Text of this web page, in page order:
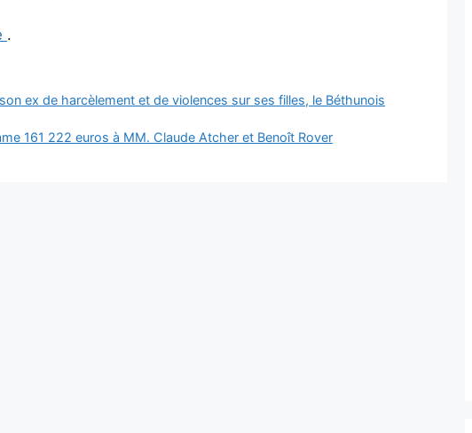
.
ex de harcèlement et de violences sur ses filles, le Béthunois
161 222 euros à MM. Claude Atcher et Benoît Rover